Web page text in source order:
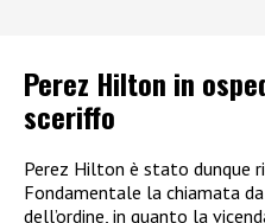
Perez Hilton in
sceriffo
Perez Hilton è stato dunque
Fondamentale la chiamata
dell’ordine, in quanto la